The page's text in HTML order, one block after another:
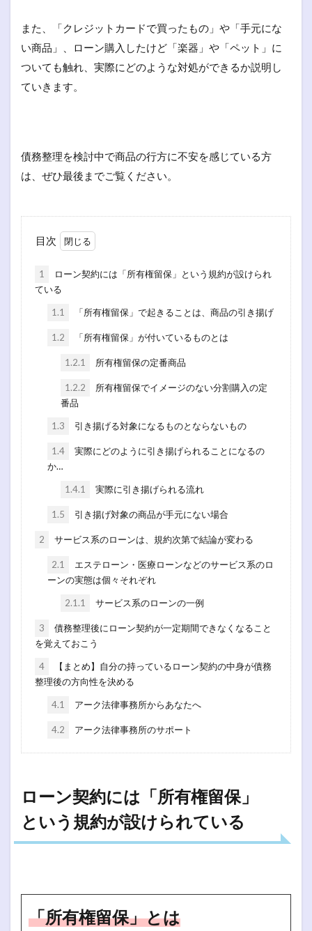
また、「クレジットカードで買ったもの」や「手元にな
い商品」、ローン購入したけど「楽器」や「ペット」に
ついても触れ、実際にどのような対処ができるか説明し
ていきます。
債務整理を検討中で商品の行方に不安を感じている方
は、ぜひ最後までご覧ください。
目次
1
ローン契約には「所有権留保」という規約が設けられ
ている
1.1 「所有権留保」で起きることは、商品の引き揚げ
1.2 「所有権留保」が付いているものとは
1.2.1 所有権留保の定番商品
1.2.2
所有権留保でイメージのない分割購入の定
番品
1.3 引き揚げる対象になるものとならないもの
1.4
実際にどのように引き揚げられることになるの
か…
1.4.1 実際に引き揚げられる流れ
1.5 引き揚げ対象の商品が手元にない場合
2 サービス系のローンは、規約次第で結論が変わる
2.1
エステローン・医療ローンなどのサービス系のロ
ーンの実態は個々それぞれ
2.1.1 サービス系のローンの一例
3
債務整理後にローン契約が一定期間できなくなること
を覚えておこう
4
【まとめ】自分の持っているローン契約の中身が債務
整理後の方向性を決める
4.1 アーク法律事務所からあなたへ
4.2 アーク法律事務所のサポート
ローン契約には「所有権留保」
という規約が設けられている
「所有権留保」とは